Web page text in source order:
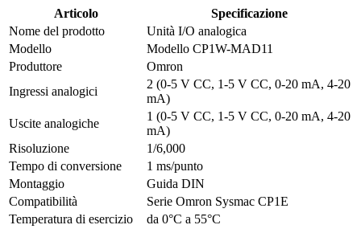
Articolo
Specificazione
Nome del prodotto
Unità I/O analogica
Modello
Modello CP1W-MAD11
Produttore
Omron
Ingressi analogici
2 (0-5 V CC, 1-5 V CC, 0-20 mA, 4-20
mA)
Uscite analogiche
1 (0-5 V CC, 1-5 V CC, 0-20 mA, 4-20
mA)
Risoluzione
1/6,000
Tempo di conversione
1 ms/punto
Montaggio
Guida DIN
Compatibilità
Serie Omron Sysmac CP1E
Temperatura di esercizio
da 0°C a 55°C